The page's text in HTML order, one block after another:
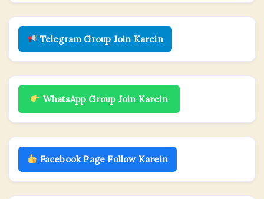
Telegram Group Join Karein
WhatsApp Group Join Karein
Facebook Page Follow Karein